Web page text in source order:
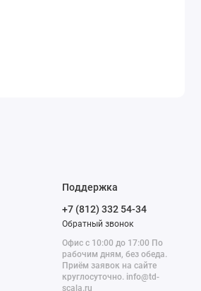
Поддержка
+7 (812) 332 54-34
Обратный звонок
Офис с 10:00 до 17:00 По
рабочим дням, без обеда.
Приём заявок на сайте
круглосуточно. info@td-
scala.ru